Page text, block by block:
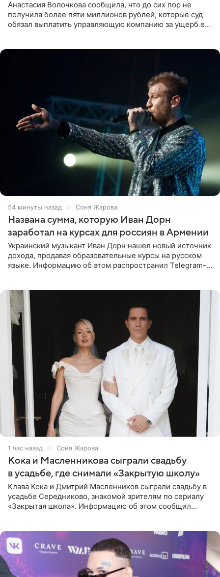
Анастасия Волочкова сообщила, что до сих пор не
получила более пяти миллионов рублей, которые суд
обязал выплатить управляющую компанию за ущерб ее
55 минут назад Соня Жарова
Названа сумма, которую Иван Дорн
заработал на курсах для россиян в Армении
Украинский музыкант Иван Дорн нашел новый источник
дохода, продавая образовательные курсы на русском
языке. Информацию об этом распространил Telegram-
1 час назад Соня Жарова
Кока и Масленникова сыграли свадьбу
в усадьбе, где снимали «Закрытую школу»
Клава Кока и Дмитрий Масленников сыграли свадьбу в
усадьбе Середниково, знакомой зрителям по сериалу
«Закрытая школа». Информацию об этом сообщил